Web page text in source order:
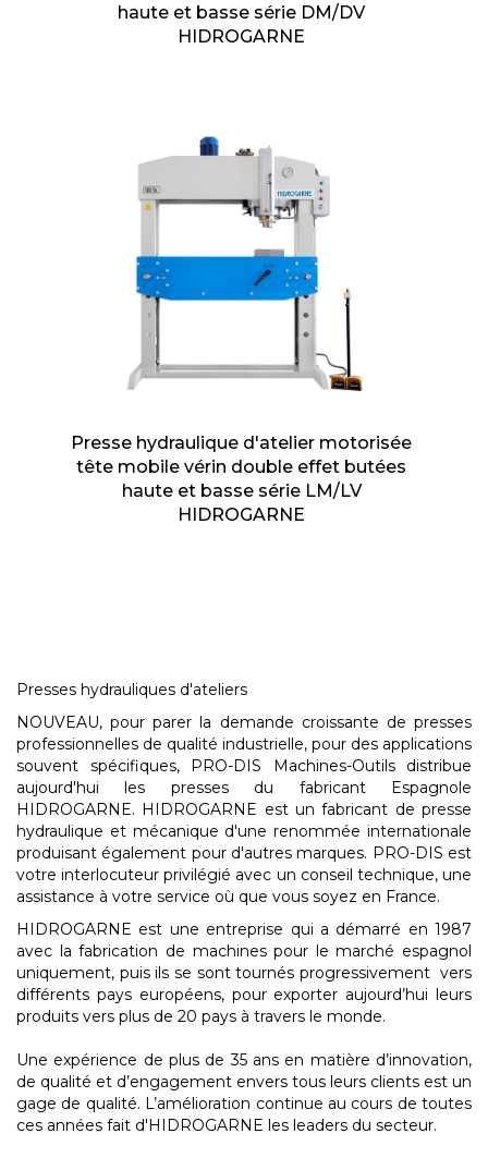
haute et basse série DM/DV
HIDROGARNE
Presse hydraulique d'atelier motorisée
tête mobile vérin double effet butées
haute et basse série LM/LV
HIDROGARNE
Presses hydrauliques d'ateliers
NOUVEAU, pour parer la demande croissante de presses
professionnelles de qualité industrielle, pour des applications
souvent spécifiques, PRO-DIS Machines-Outils distribue
aujourd'hui les presses du fabricant Espagnole
HIDROGARNE. HIDROGARNE est un fabricant de presse
hydraulique et mécanique d'une renommée internationale
produisant également pour d'autres marques. PRO-DIS est
votre interlocuteur privilégié avec un conseil technique, une
assistance à votre service où que vous soyez en France.
HIDROGARNE est une entreprise qui a démarré en 1987
avec la fabrication de machines pour le marché espagnol
uniquement, puis ils se sont tournés progressivement vers
différents pays européens, pour exporter aujourd’hui leurs
produits vers plus de 20 pays à travers le monde.
Une expérience de plus de 35 ans en matière d’innovation,
de qualité et d’engagement envers tous leurs clients est un
gage de qualité. L’amélioration continue au cours de toutes
ces années fait d'HIDROGARNE les leaders du secteur.